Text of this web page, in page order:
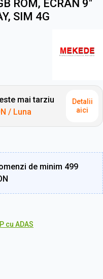
ROM, ECRAN 9"
SIM 4G
mai tarziu
/ Luna
Detalii
aici
de minim 499
cu ADAS